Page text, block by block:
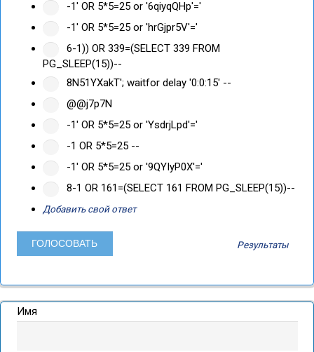
-1' OR 5*5=25 or '6qiyqQHp'='
-1' OR 5*5=25 or 'hrGjpr5V'='
6-1)) OR 339=(SELECT 339 FROM
PG_SLEEP(15))--
8N51YXakT'; waitfor delay '0:0:15' --
@@j7p7N
-1' OR 5*5=25 or 'YsdrjLpd'='
-1 OR 5*5=25 --
-1' OR 5*5=25 or '9QYIyP0X'='
8-1 OR 161=(SELECT 161 FROM PG_SLEEP(15))--
Добавить свой ответ
Результаты
Имя